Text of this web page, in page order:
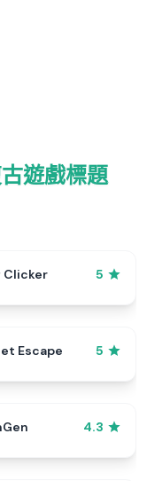
遊戲標題
Clicker 5
Escape 5
4.3